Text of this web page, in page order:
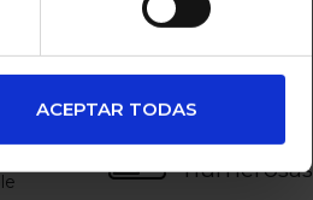
ACEPTAR TODAS
familias
numerosas